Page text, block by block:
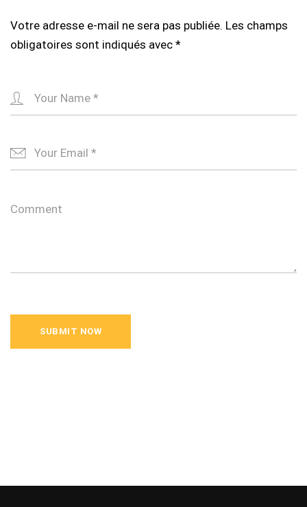
Votre adresse e-mail ne sera pas publiée. Les champs
obligatoires sont indiqués avec *